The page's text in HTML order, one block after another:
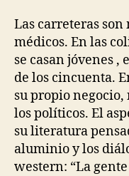
Las carreteras
médicos. En las
se casan jóvenes ,
de los cincuenta.
su propio
los políticos. El
su literatura
aluminio y los
western: “La